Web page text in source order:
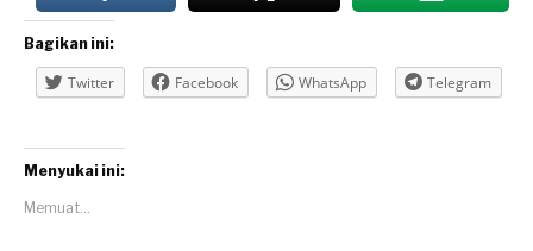
Bagikan ini:
Twitter Facebook WhatsApp Telegram
Menyukai ini:
Memuat...